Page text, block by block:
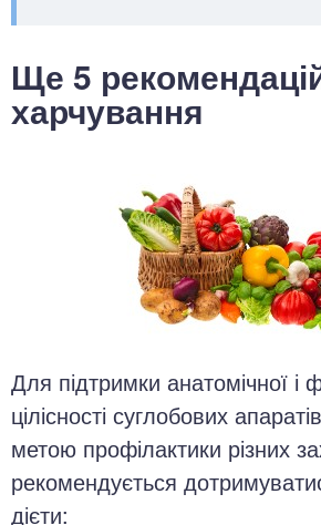
Ще 5
харчування
Для підтримки анатомічної і
цілісності суглобових
метою профілактики різних
рекомендується
дієти: